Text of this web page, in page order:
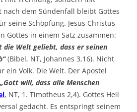
nach dem Sündenfall bleibt Gottes
seine Schöpfung. Jesus Christus
Gottes in einem Satz zusammen:
die Welt geliebt, dass er seinen
(Bibel, NT, Johannes 3,16). Nicht
ein Volk. Die Welt. Der Apostel
„Gott will, dass alle Menschen
, NT, 1. Timotheus 2,4). Gottes Heil
gedacht. Es entspringt seinem